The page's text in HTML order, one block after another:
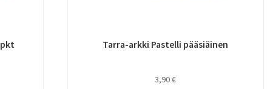
Tarra-arkki Pastelli pääsiäinen
3,90€